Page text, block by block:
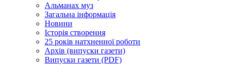
Альманах муз
Загальна інформація
Новини
Історія створення
25 років натхненної роботи
Архів (випуски газети)
Випуски газети (PDF)